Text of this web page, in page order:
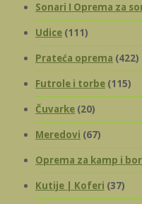
Sonari I Oprema za
Udice (111)
Prateća oprema (422)
Futrole i torbe (115)
Čuvarke (20)
Meredovi (67)
Oprema za kamp i
Kutije | Koferi (37)